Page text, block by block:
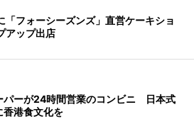
「フォーシーズンズ」直営ケーキショ
アップ出店
パーが24時間営業のコンビニ 日本式
香港食文化を